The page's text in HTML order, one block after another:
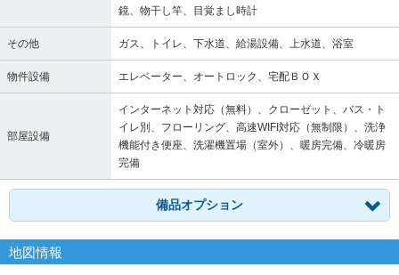
鏡、物干し竿、目覚まし時計
その他 ガス、トイレ、下水道、給湯設備、上水道、浴室
物件設備 エレベーター、オートロック、宅配ＢＯＸ
部屋設備
インターネット対応（無料）、クローゼット、バス・ト
イレ別、フローリング、高速WIFI対応（無制限）、洗浄
機能付き便座、洗濯機置場（室外）、暖房完備、冷暖房
完備
備品オプション
地図情報